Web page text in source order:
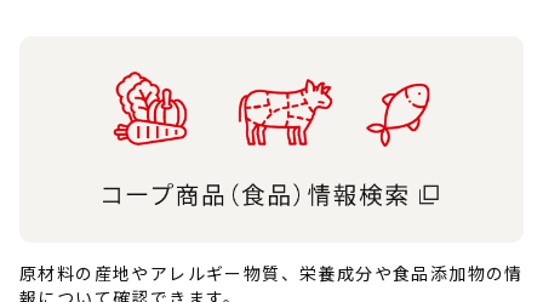
原材料の産地やアレルギー物質、栄養成分や食品添加物の情
報について確認できます。